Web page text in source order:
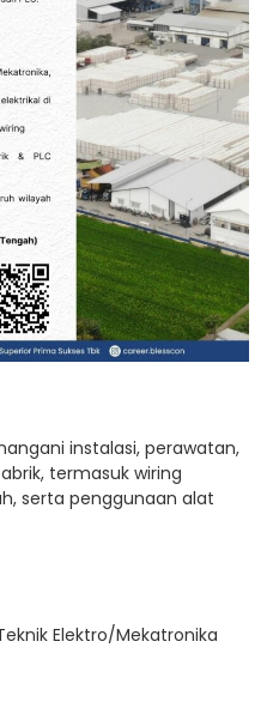
instalasi, perawatan,
termasuk wiring
serta penggunaan alat
Elektro/Mekatronika